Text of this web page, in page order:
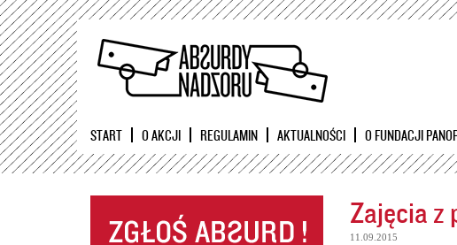
START O AKCJI REGULAMIN AKTUALNOŚCI O FUNDACJI
Zajęcia z
11.09.2015